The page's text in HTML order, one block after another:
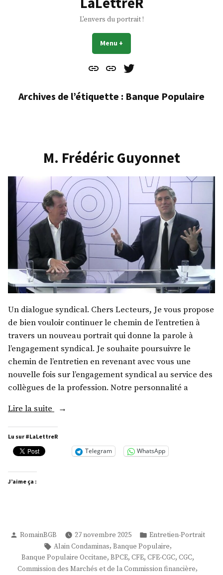
L'envers du portrait !
Menu +
Contact
À
Mes
Archives de l’étiquette : Banque Populaire
M. Frédéric Guyonnet
Un dialogue syndical. Chers Lecteurs, Je vous propose
de bien vouloir continuer le chemin de l’entretien à
travers un nouveau portrait qui donne la parole à
l’engagement syndical. Je souhaite poursuivre le
chemin de l’entretien en revenant avec vous une
nouvelle fois sur l’engagement syndical au service des
collègues de la profession. Notre personnalité a
Lire la suite « M.
Guyonnet »
Lu sur #LaLettreR
Telegram WhatsApp
J’aime ça :
Publié
RomainBGB 27 novembre 2025
Publié
dans
Entretien-Portrait
Étiquettes :
Alain Condaminas, Banque Populaire,
Banque Populaire Occitane, BPCE, CFE, CFE-CGC, CGC,
Commission des Marchés et de la Commission financière,